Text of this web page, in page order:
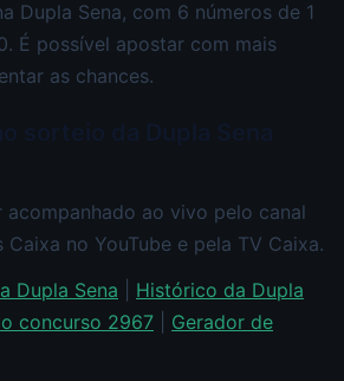
Dupla Sena, com 6 números de 1
É possível apostar com mais
as chances.
ao vivo pelo canal
no YouTube e pela TV Caixa.
Dupla Sena
Histórico da Dupla
concurso 2967
Gerador de